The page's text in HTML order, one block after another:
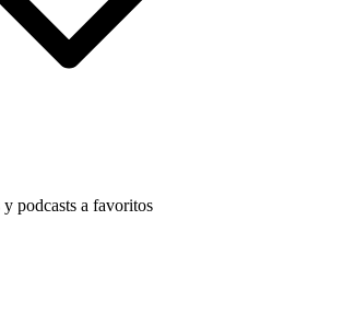
podcasts a favoritos